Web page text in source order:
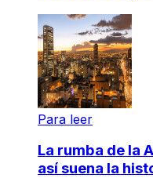
Para leer
La rumba de la
así suena la